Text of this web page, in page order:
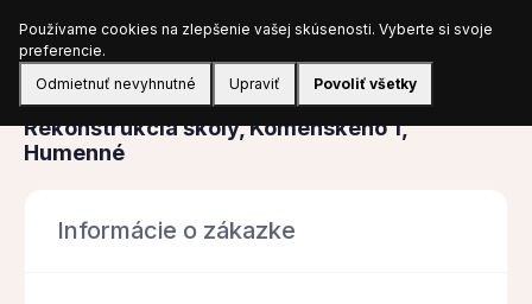
Prihlásiť sa
Obstarávanie
Rekonštrukcia školy, Komenského 1,
Humenné
Informácie o zákazke
Používame cookies na zlepšenie vašej skúsenosti. Vyberte si svoje
preferencie.
Odmietnuť nevyhnutné
Upraviť Povoliť všetky